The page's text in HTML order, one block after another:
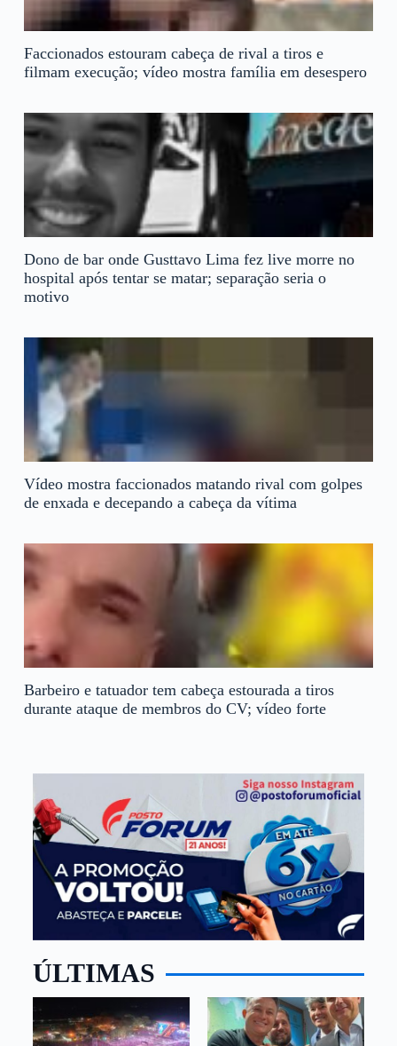
Faccionados estouram cabeça de rival a tiros e
filmam execução; vídeo mostra família em desespero
Dono de bar onde Gusttavo Lima fez live morre no
hospital após tentar se matar; separação seria o
motivo
Vídeo mostra faccionados matando rival com golpes
de enxada e decepando a cabeça da vítima
Barbeiro e tatuador tem cabeça estourada a tiros
durante ataque de membros do CV; vídeo forte
ÚLTIMAS